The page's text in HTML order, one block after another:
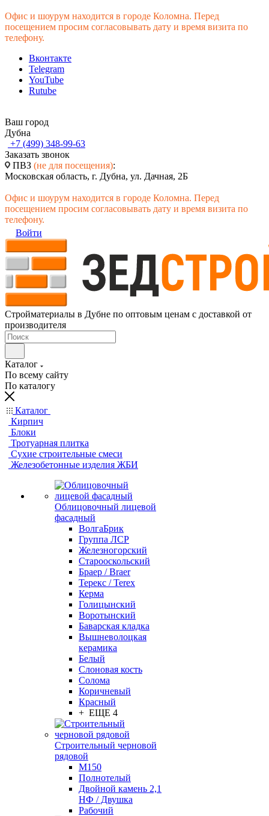
Офис и шоурум находится в городе Коломна. Перед
посещением просим согласовывать дату и время визита по
телефону.
Вконтакте
Telegram
YouTube
Rutube
Ваш город
Дубна
+7 (499) 348-99-63
Заказать звонок
ПВЗ (не для посещения):
Московская область, г. Дубна, ул. Дачная, 2Б
Офис и шоурум находится в городе Коломна. Перед
посещением просим согласовывать дату и время визита по
телефону.
Войти
Стройматериалы в Дубне по оптовым ценам с доставкой от
производителя
Каталог
По всему сайту
По каталогу
Каталог
Кирпич
Блоки
Тротуарная плитка
Сухие строительные смеси
Железобетонные изделия ЖБИ
Облицовочный лицевой
фасадный
ВолгаБрик
Группа ЛСР
Железногорский
Старооскольский
Браер / Braer
Терекс / Terex
Керма
Голицынский
Воротынский
Баварская кладка
Вышневолоцкая
керамика
Белый
Слоновая кость
Солома
Коричневый
Красный
+ ЕЩЕ 4
Строительный черновой
рядовой
М150
Полнотелый
Двойной камень 2,1
НФ / Двушка
Рабочий